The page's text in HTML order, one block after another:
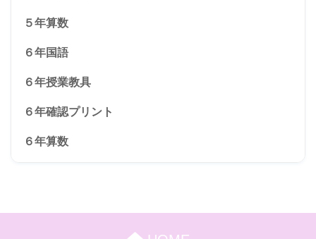
５年算数
６年国語
６年授業教具
６年確認プリント
６年算数